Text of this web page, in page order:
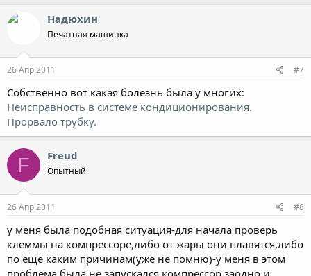
Надюхин
Печатная машинка
26 Апр 2011 #7
Собственно вот какая болезнь была у многих:
Неисправность в системе кондиционирования.
Прорвало трубку.
F Freud
Опытный
26 Апр 2011 #8
у меня была подобная ситуация-для начала проверь
клеммы на компрессоре,либо от жары они плавятся,либо
по еще каким причинам(уже не помню)-у меня в этом
проблема была,не запускался компрессор,заодно и